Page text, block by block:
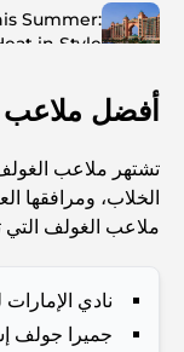
Summer:
in Style
of Global
Travel
for
Residents
Families
أفضل
تشتهر ملاعب
الخلاب، ومرافقها
ملاعب الغولف التي
نادي
جميرا جولف